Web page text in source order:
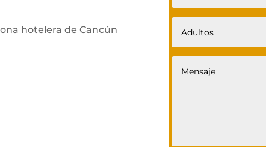
hotelera de Cancún